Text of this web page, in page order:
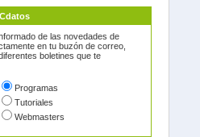
de las novedades de
en tu buzón de correo,
boletines que te
Programas
Tutoriales
Webmasters